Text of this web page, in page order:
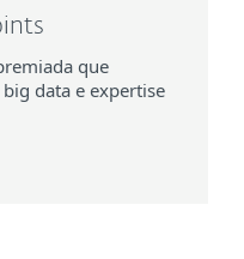
que
data e expertise